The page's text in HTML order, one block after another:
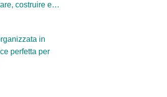
costruire e…
in
perfetta per